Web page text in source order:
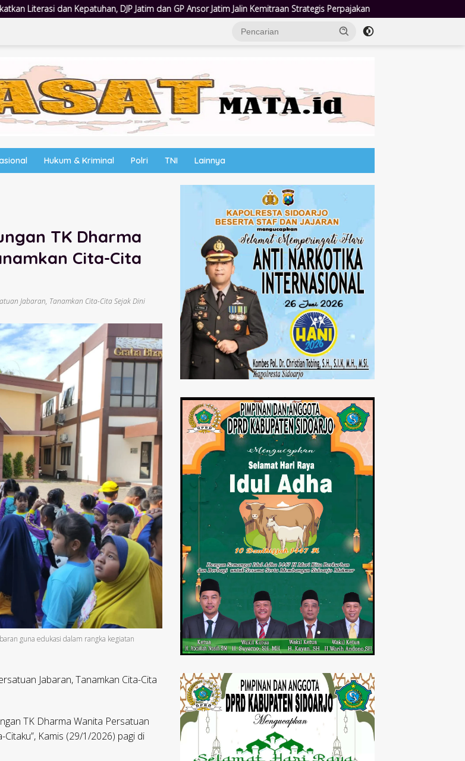
Jatim dan GP Ansor Jatim Jalin Kemitraan Strategis Perpajakan Jumat Berkah Polsek Taman: Hadir di
Hukum & Kriminal Polri TNI Lainnya
TK Dharma
Cita-Cita
Jabaran, Tanamkan Cita-Cita Sejak Dini
guna edukasi dalam rangka kegiatan
Jabaran, Tanamkan Cita-Cita
TK Dharma Wanita Persatuan
Kamis (29/1/2026) pagi di